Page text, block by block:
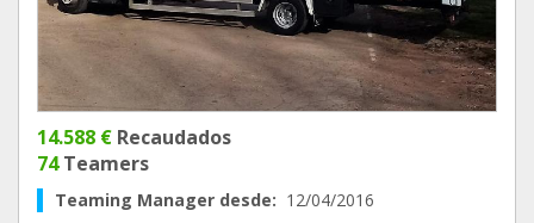
14.588 € Recaudados
74Teamers
Teaming Manager desde: 12/04/2016